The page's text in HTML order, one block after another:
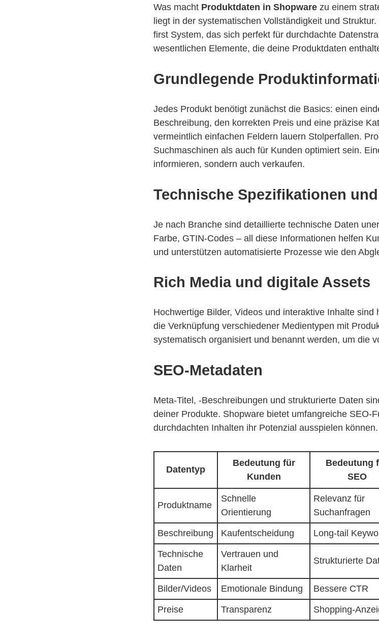
Was macht Produktdaten in Shopware zu einem
liegt in der systematischen Vollständigkeit und
first System, das sich perfekt für durchdachte
wesentlichen Elemente, die deine Produktdaten
Grundlegende
Jedes Produkt benötigt zunächst die Basics: einen
Beschreibung, den korrekten Preis und eine präzise
vermeintlich einfachen Feldern lauern Stolperfallen.
Suchmaschinen als auch für Kunden optimiert sein.
informieren, sondern auch verkaufen.
Technische Spezifikationen
Je nach Branche sind detaillierte technische Daten
Farbe, GTIN-Codes – all diese Informationen helfen
und unterstützen automatisierte Prozesse wie den
Rich Media und digitale Assets
Hochwertige Bilder, Videos und interaktive Inhalte
die Verknüpfung verschiedener Medientypen mit
systematisch organisiert und benannt werden, um die
SEO-Metadaten
Meta-Titel, -Beschreibungen und strukturierte Daten
deiner Produkte. Shopware bietet umfangreiche SEO-
durchdachten Inhalten ihr Potenzial ausspielen können.
Datentyp
Bedeutung für
Kunden
Bedeutung
SEO
Produktname
Schnelle
Orientierung
Relevanz für
Suchanfragen
Beschreibung Kaufentscheidung Long-tail
Technische
Daten
Vertrauen und
Klarheit
Strukturierte
Bilder/Videos Emotionale Bindung Bessere CTR
Preise Transparenz Shopping-